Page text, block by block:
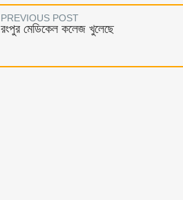
PREVIOUS POST
রংপুর মেডিকেল কলেজ খুলেছে